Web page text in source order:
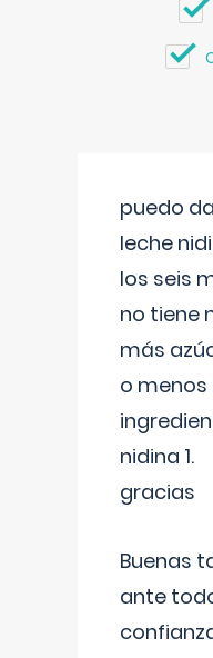
puedo
leche
los seis
no tiene
más
o
nidina 1.
gracias
Buenas
ante